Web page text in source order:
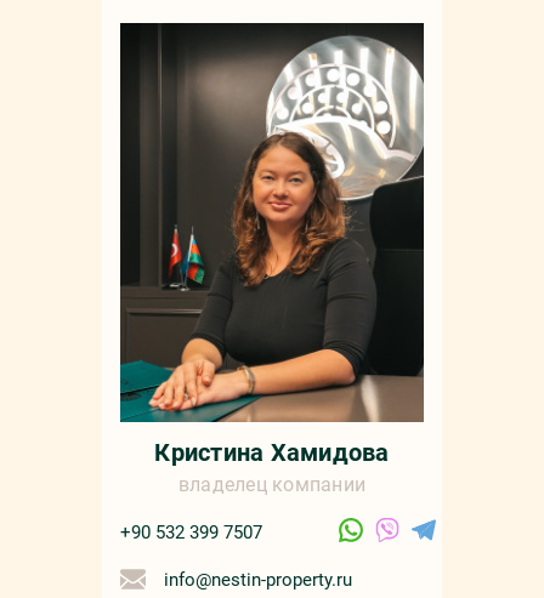
Кристина Хамидова
владелец компании
+90 532 399 7507
info@nestin-property.ru